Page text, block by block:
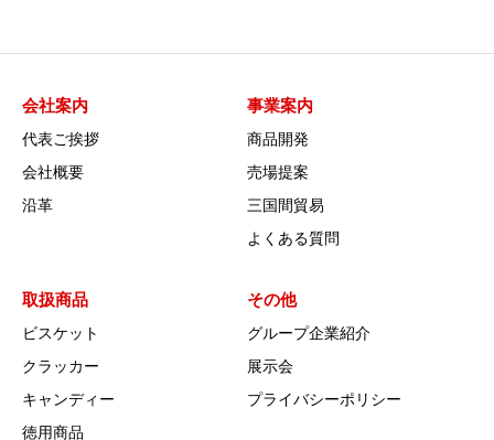
会社案内
代表ご挨拶
会社概要
沿革
事業案内
商品開発
売場提案
三国間貿易
よくある質問
取扱商品
ビスケット
クラッカー
キャンディー
徳用商品
その他
グループ企業紹介
展示会
プライバシーポリシー